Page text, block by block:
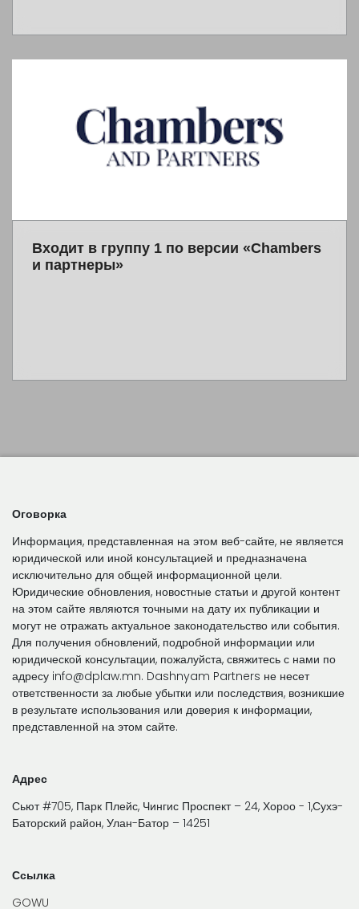
Входит в группу 1 по версии «Chambers
и партнеры»
Оговорка
Информация, представленная на этом веб-сайте, не является
юридической или иной консультацией и предназначена
исключительно для общей информационной цели.
Юридические обновления, новостные статьи и другой контент
на этом сайте являются точными на дату их публикации и
могут не отражать актуальное законодательство или события.
Для получения обновлений, подробной информации или
юридической консультации, пожалуйста, свяжитесь с нами по
адресу info@dplaw.mn. Dashnyam Partners не несет
ответственности за любые убытки или последствия, возникшие
в результате использования или доверия к информации,
представленной на этом сайте.
Адрес
Сьют #705, Парк Плейс, Чингис Проспект – 24, Хороо - 1,Сухэ-
Баторский район, Улан-Батор – 14251
Ссылка
GOWU